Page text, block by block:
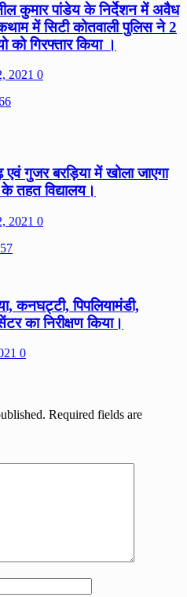
कुमार पांडेय के निर्देशन में अवैध
में सिटी कोतवाली पुलिस ने 2
गिरफ्तार किया ।
2021 0
एवं गुजर बरड़िया में खोला जाएगा
के तहत विद्यालय।
2021 0
कनघट्टी, पिपलियामंडी,
का निरीक्षण किया।
0
Required fields are